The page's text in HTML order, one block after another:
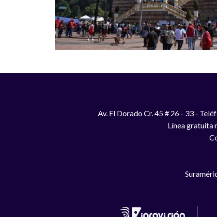
Av. El Dorado Cr. 45 # 26 - 33 -
Línea gratuita